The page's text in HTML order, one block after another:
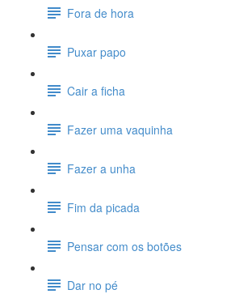
Fora de hora
Puxar papo
Cair a ficha
Fazer uma vaquinha
Fazer a unha
Fim da picada
Pensar com os botões
Dar no pé